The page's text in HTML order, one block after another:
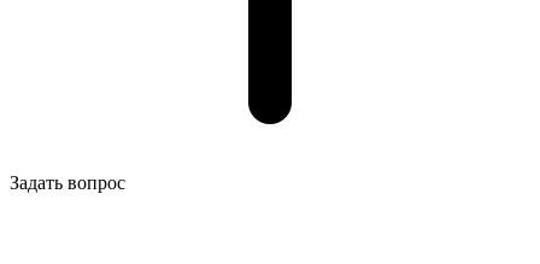
Задать вопрос